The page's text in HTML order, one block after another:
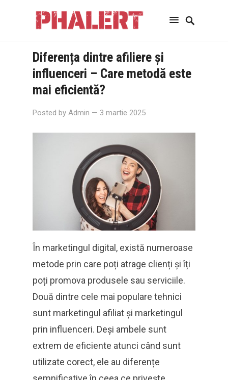
Diferența dintre afiliere și
influenceri – Care metodă este
mai eficientă?
Posted by Admin — 3 martie 2025
În marketingul digital, există numeroase
metode prin care poți atrage clienți și îți
poți promova produsele sau serviciile.
Două dintre cele mai populare tehnici
sunt marketingul afiliat și marketingul
prin influenceri. Deși ambele sunt
extrem de eficiente atunci când sunt
utilizate corect, ele au diferențe